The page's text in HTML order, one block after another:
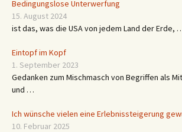
Bedingungslose Unterwerfung
15. August 2024
ist das, was die USA von jedem Land der Erde,
Eintopf im Kopf
1. September 2023
Gedanken zum Mischmasch von Begriffen als
und …
Ich wünsche vielen eine Erlebnissteigerung
10. Februar 2025